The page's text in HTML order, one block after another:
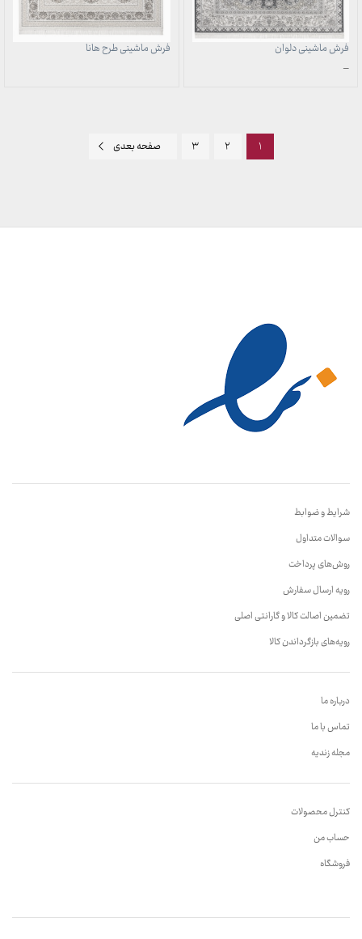
فرش ماشینی دلوان
–محدوده
فرش ماشینی طرح هانا
۱ ۲ ۳ صفحه بعدی
شرایط و ضوابط
سوالات متداول
روش‌های پرداخت
رویه ارسال سفارش
تضمین اصالت کالا و گارانتی اصلی
رویه‌های بازگرداندن کالا
درباره ما
تماس با ما
مجله زندیه
کنترل محصولات
حساب من
فروشگاه